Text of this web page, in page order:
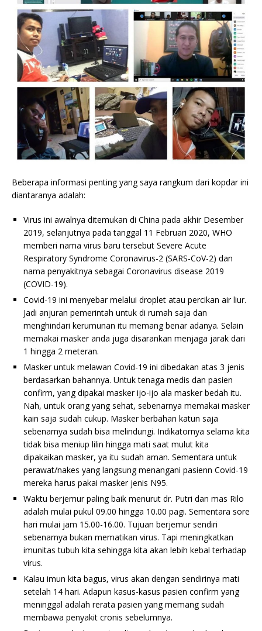
Beberapa informasi penting yang saya rangkum dari kopdar ini
diantaranya adalah:
Virus ini awalnya ditemukan di China pada akhir Desember
2019, selanjutnya pada tanggal 11 Februari 2020, WHO
memberi nama virus baru tersebut Severe Acute
Respiratory Syndrome Coronavirus-2 (SARS-CoV-2) dan
nama penyakitnya sebagai Coronavirus disease 2019
(COVID-19).
Covid-19 ini menyebar melalui droplet atau percikan air liur.
Jadi anjuran pemerintah untuk di rumah saja dan
menghindari kerumunan itu memang benar adanya. Selain
memakai masker anda juga disarankan menjaga jarak dari
1 hingga 2 meteran.
Masker untuk melawan Covid-19 ini dibedakan atas 3 jenis
berdasarkan bahannya. Untuk tenaga medis dan pasien
confirm, yang dipakai masker ijo-ijo ala masker bedah itu.
Nah, untuk orang yang sehat, sebenarnya memakai masker
kain saja sudah cukup. Masker berbahan katun saja
sebenarnya sudah bisa melindungi. Indikatornya selama kita
tidak bisa meniup lilin hingga mati saat mulut kita
dipakaikan masker, ya itu sudah aman. Sementara untuk
perawat/nakes yang langsung menangani pasienn Covid-19
mereka harus pakai masker jenis N95.
Waktu berjemur paling baik menurut dr. Putri dan mas Rilo
adalah mulai pukul 09.00 hingga 10.00 pagi. Sementara sore
hari mulai jam 15.00-16.00. Tujuan berjemur sendiri
sebenarnya bukan mematikan virus. Tapi meningkatkan
imunitas tubuh kita sehingga kita akan lebih kebal terhadap
virus.
Kalau imun kita bagus, virus akan dengan sendirinya mati
setelah 14 hari. Adapun kasus-kasus pasien confirm yang
meninggal adalah rerata pasien yang memang sudah
membawa penyakit cronis sebelumnya.